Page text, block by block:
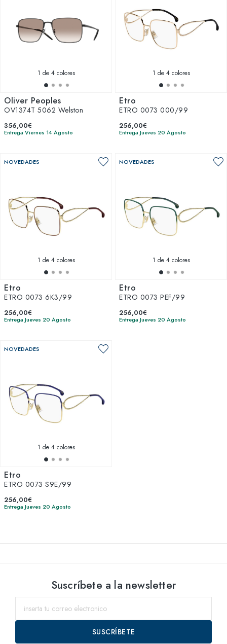
1 de 4 colores
Oliver Peoples
OV1374T 5062 Welston
356,00€
Entrega Viernes 14 Agosto
1 de 4 colores
Etro
ETRO 0073 000/99
256,00€
Entrega Jueves 20 Agosto
NOVEDADES
1 de 4 colores
Etro
ETRO 0073 6K3/99
256,00€
Entrega Jueves 20 Agosto
NOVEDADES
1 de 4 colores
Etro
ETRO 0073 PEF/99
256,00€
Entrega Jueves 20 Agosto
NOVEDADES
1 de 4 colores
Etro
ETRO 0073 S9E/99
256,00€
Entrega Jueves 20 Agosto
Suscríbete a la newsletter
SUSCRÍBETE